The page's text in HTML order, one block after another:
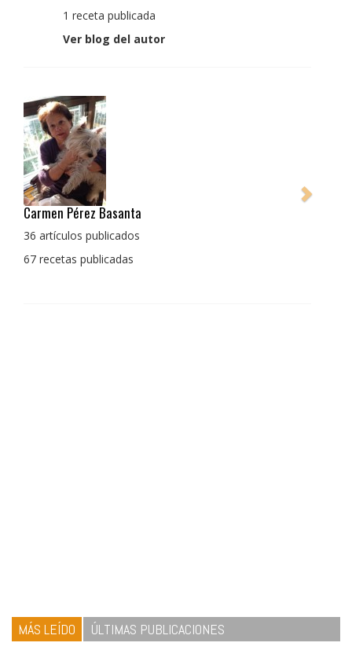
1 receta publicada
Ver blog del autor
Pedro Manuel Collado Cruz
La cocina para mi es producto bien tratado sin
con un toque diferente